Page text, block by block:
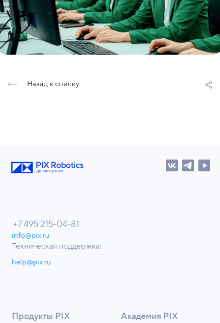
Назад к списку
Продукты PIX Академия PIX
+7 495 215-04-81
info@pix.ru
Техническая поддержка:
help@pix.ru